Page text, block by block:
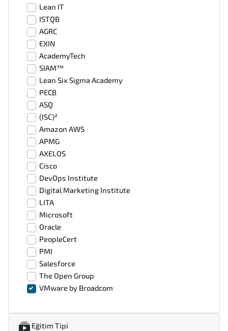
Lean IT
ISTQB
AGRC
EXIN
AcademyTech
SIAM™
Lean Six Sigma Academy
PECB
ASQ
(ISC)²
Amazon AWS
APMG
AXELOS
Cisco
DevOps Institute
Digital Marketing Institute
LITA
Microsoft
Oracle
PeopleCert
PMI
Salesforce
The Open Group
VMware by Broadcom
Eğitim Tipi